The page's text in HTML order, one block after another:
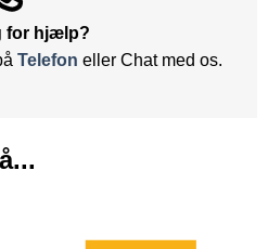
for hjælp?
Telefon eller Chat med os.